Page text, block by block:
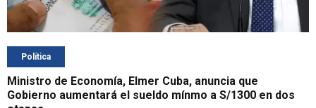
Política
Ministro de Economía, Elmer Cuba, anuncia que
Gobierno aumentará el sueldo mínmo a S/1300 en dos